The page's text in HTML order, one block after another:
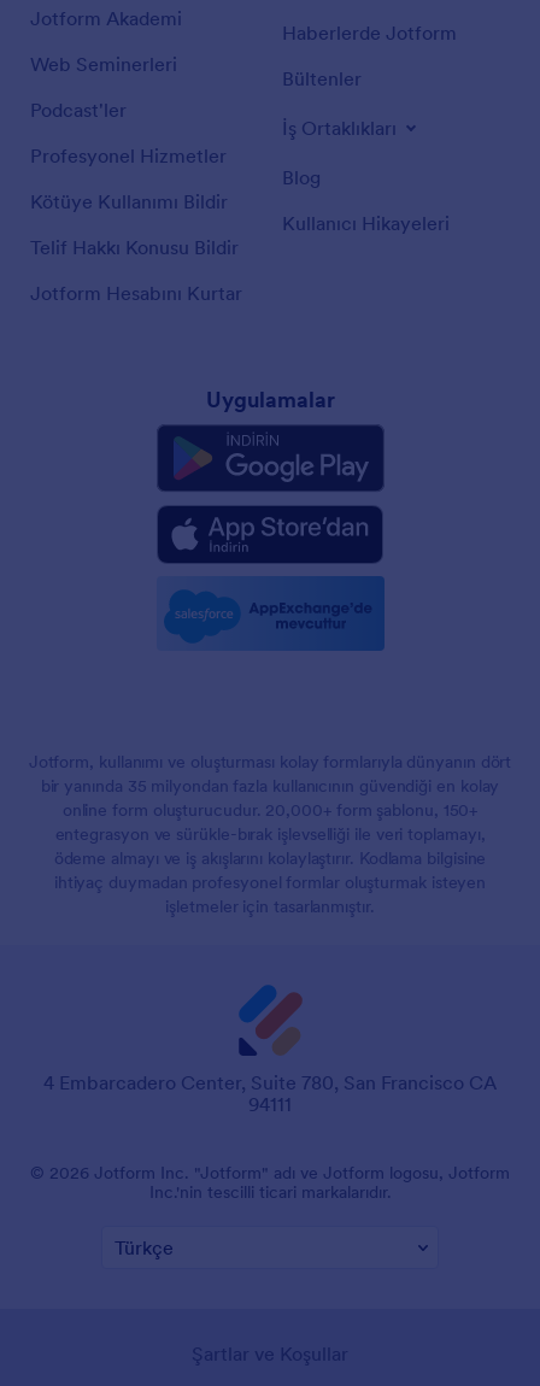
Jotform Akademi
Web Seminerleri
Podcast'ler
Profesyonel Hizmetler
Kötüye Kullanımı Bildir
Telif Hakkı Konusu Bildir
Jotform Hesabını Kurtar
Haberlerde Jotform
Bültenler
İş Ortaklıkları
Blog
Kullanıcı Hikayeleri
Uygulamalar
Jotform, kullanımı ve oluşturması kolay formlarıyla dünyanın dört
bir yanında 35 milyondan fazla kullanıcının güvendiği en kolay
online form oluşturucudur. 20,000+ form şablonu, 150+
entegrasyon ve sürükle-bırak işlevselliği ile veri toplamayı,
ödeme almayı ve iş akışlarını kolaylaştırır. Kodlama bilgisine
ihtiyaç duymadan profesyonel formlar oluşturmak isteyen
işletmeler için tasarlanmıştır.
4 Embarcadero Center, Suite 780, San Francisco CA
94111
© 2026 Jotform Inc. "Jotform" adı ve Jotform logosu, Jotform
Inc.'nin tescilli ticari markalarıdır.
Şartlar ve Koşullar